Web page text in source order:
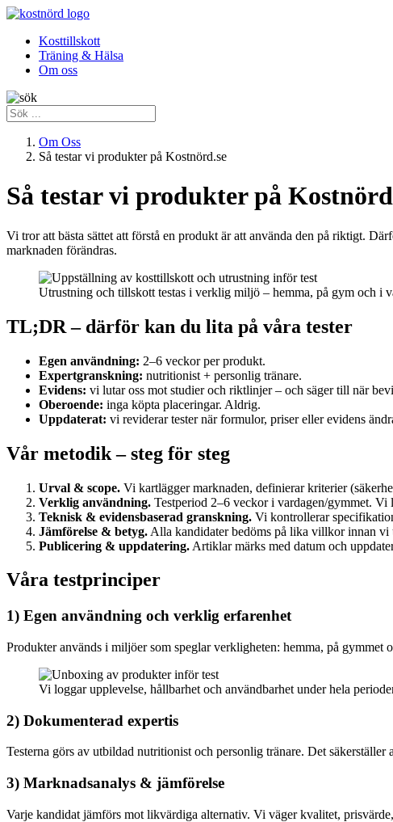
Kosttillskott
Träning & Hälsa
Om oss
Om Oss
Så testar vi produkter på Kostnörd.se
Så testar vi produkter på
Vi tror att bästa sättet att förstå en produkt är att använda den på riktigt.
marknaden förändras.
Utrustning och tillskott testas i verklig miljö – hemma, på gym och i
TL;DR – därför kan du lita på våra tester
Egen användning: 2–6 veckor per produkt.
Expertgranskning: nutritionist + personlig tränare.
Evidens: vi lutar oss mot studier och riktlinjer – och säger till när
Oberoende: inga köpta placeringar. Aldrig.
Uppdaterat: vi reviderar tester när formulor, priser eller evidens
Vår metodik – steg för steg
Urval & scope. Vi kartlägger marknaden, definierar kriterier
Verklig användning. Testperiod 2–6 veckor i vardagen/gymmet.
Teknisk & evidensbaserad granskning. Vi kontrollerar
Jämförelse & betyg. Alla kandidater bedöms på lika villkor innan vi
Publicering & uppdatering. Artiklar märks med datum och
Våra testprinciper
1) Egen användning och verklig erfarenhet
Produkter används i miljöer som speglar verkligheten: hemma, på
Vi loggar upplevelse, hållbarhet och användbarhet under hela
2) Dokumenterad expertis
Testerna görs av utbildad nutritionist och personlig tränare. Det
3) Marknadsanalys & jämförelse
Varje kandidat jämförs mot likvärdiga alternativ. Vi väger kvalitet,